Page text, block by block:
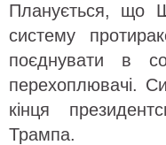
Планується, що
систему
поєднувати в
перехоплювачі.
кінця
Трампа.